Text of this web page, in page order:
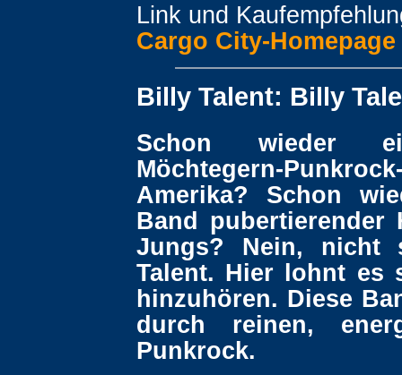
Link und
Cargo City-Homepage
Billy Talent: Billy
Schon wieder
Möchtegern-
Amerika? Schon
Band pubertierender
Jungs? Nein, nicht
Talent. Hier lohnt es
hinzuhören. Diese
durch reinen,
Punkrock.